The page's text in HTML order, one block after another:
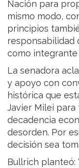
Nación para
mismo modo,
principios
responsabilidad
como integrante
La senadora
y apoyo con
histórica que
Javier Milei
decadencia
desorden. Por
decisión sea
Bullrich planteó: